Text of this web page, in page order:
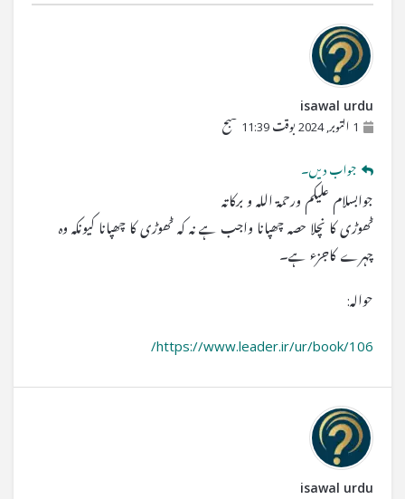
isawal urdu
1 اکتوبر, 2024 بوقت 11:39 صبح
جواب دیں۔
جوابسلام علیکم ورحمۃ اللہ و برکاتہ
ٹھوڑی کا نچلا حصہ چھپانا واجب ہے نہ کہ ٹھوڑی کا چھپانا کیونکہ وہ
چہرے کاجزء ہے۔
حوالہ:
https://www.leader.ir/ur/book/106/
isawal urdu